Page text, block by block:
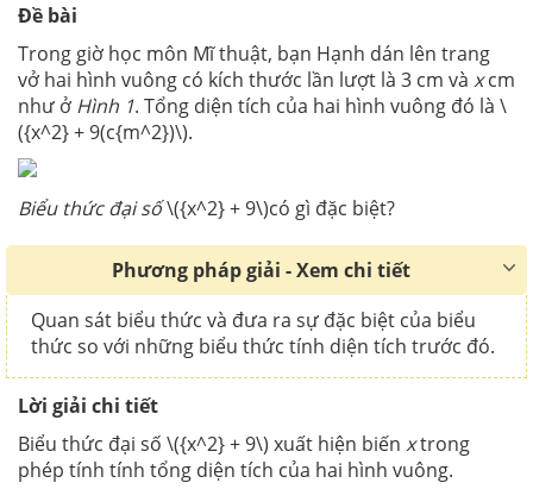
Đề bài
Trong giờ học môn Mĩ thuật, bạn Hạnh dán lên trang
vở hai hình vuông có kích thước lần lượt là 3 cm và xcm
như ở Hình 1. Tổng diện tích của hai hình vuông đó là \
({x^2} + 9(c{m^2})\).
Biểu thức đại số\({x^2} + 9\)có gì đặc biệt?
Phương pháp giải - Xem chi tiết
Quan sát biểu thức và đưa ra sự đặc biệt của biểu
thức so với những biểu thức tính diện tích trước đó.
Lời giải chi tiết
Biểu thức đại số \({x^2} + 9\) xuất hiện biến xtrong
phép tính tính tổng diện tích của hai hình vuông.